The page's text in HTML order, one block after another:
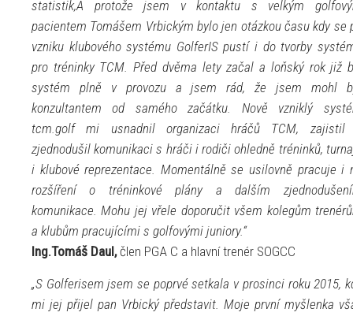
statistik,A protože jsem v kontaktu s velkým
pacientem Tomášem Vrbickým bylo jen otázkou času kdy se
vzniku klubového systému GolferIS pustí i do tvorby
pro tréninky TCM. Před dvěma lety začal a loňský rok již
systém plně v provozu a jsem rád, že jsem mohl
konzultantem od samého začátku. Nově vzniklý
tcm.golf mi usnadnil organizaci hráčů TCM,
zjednodušil komunikaci s hráči i rodiči ohledně tréninků,
i klubové reprezentace. Momentálně se usilovně pracuje i
rozšíření o tréninkové plány a dalším
komunikace. Mohu jej vřele doporučit všem kolegům
a klubům pracujícími s golfovými juniory.“
Ing.Tomáš Daul,člen PGA C a hlavní trenér SOGCC
„S Golferisem jsem se poprvé setkala v prosinci roku 2015,
mi jej přijel pan Vrbický představit. Moje první myšlenka